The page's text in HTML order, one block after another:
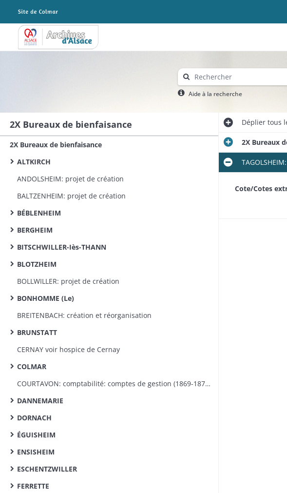
Archives Alsace - Colmar
Aide à la recherche
2X Bureaux de bienfaisance
2X Bureaux de bienfaisance
ALTKIRCH
ANDOLSHEIM: projet de création
BALTZENHEIM: projet de création
BÉBLENHEIM
BERGHEIM
BITSCHWILLER-Iès-THANN
BLOTZHEIM
BOLLWILLER: projet de création
BONHOMME (Le)
BREITENBACH: création et réorganisation
BRUNSTATT
CERNAY voir hospice de Cernay
COLMAR
COURTAVON: comptabilité: comptes de gestion (1869-1870); budget (1870)
DANNEMARIE
DORNACH
ÉGUISHEIM
ENSISHEIM
ESCHENTZWILLER
FERRETTE
Dépliertous
2X Bureaux
Cote/Cotes